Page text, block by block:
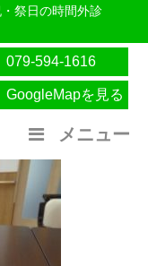
祭日の時間外診
079-594-1616
GoogleMapを見る
メニュー